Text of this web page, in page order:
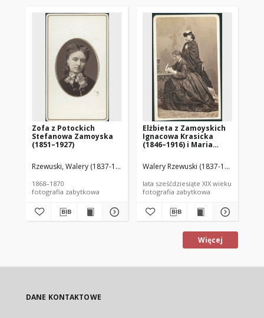
Zofa z Potockich
Stefanowa Zamoyska
(1851–1927)
Rzewuski, Walery (1837-1888)
1868–1870
fotografia zabytkowa
Elżbieta z Zamoyskich
Ignacowa Krasicka
(1846–1916) i Maria
Walery Rzewuski (1837-1888)
lata sześćdziesiąte XIX wieku
fotografia zabytkowa
Więcej
DANE KONTAKTOWE